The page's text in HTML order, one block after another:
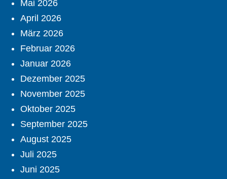
Mai 2026
April 2026
März 2026
Februar 2026
Januar 2026
Dezember 2025
November 2025
Oktober 2025
September 2025
August 2025
Juli 2025
Juni 2025